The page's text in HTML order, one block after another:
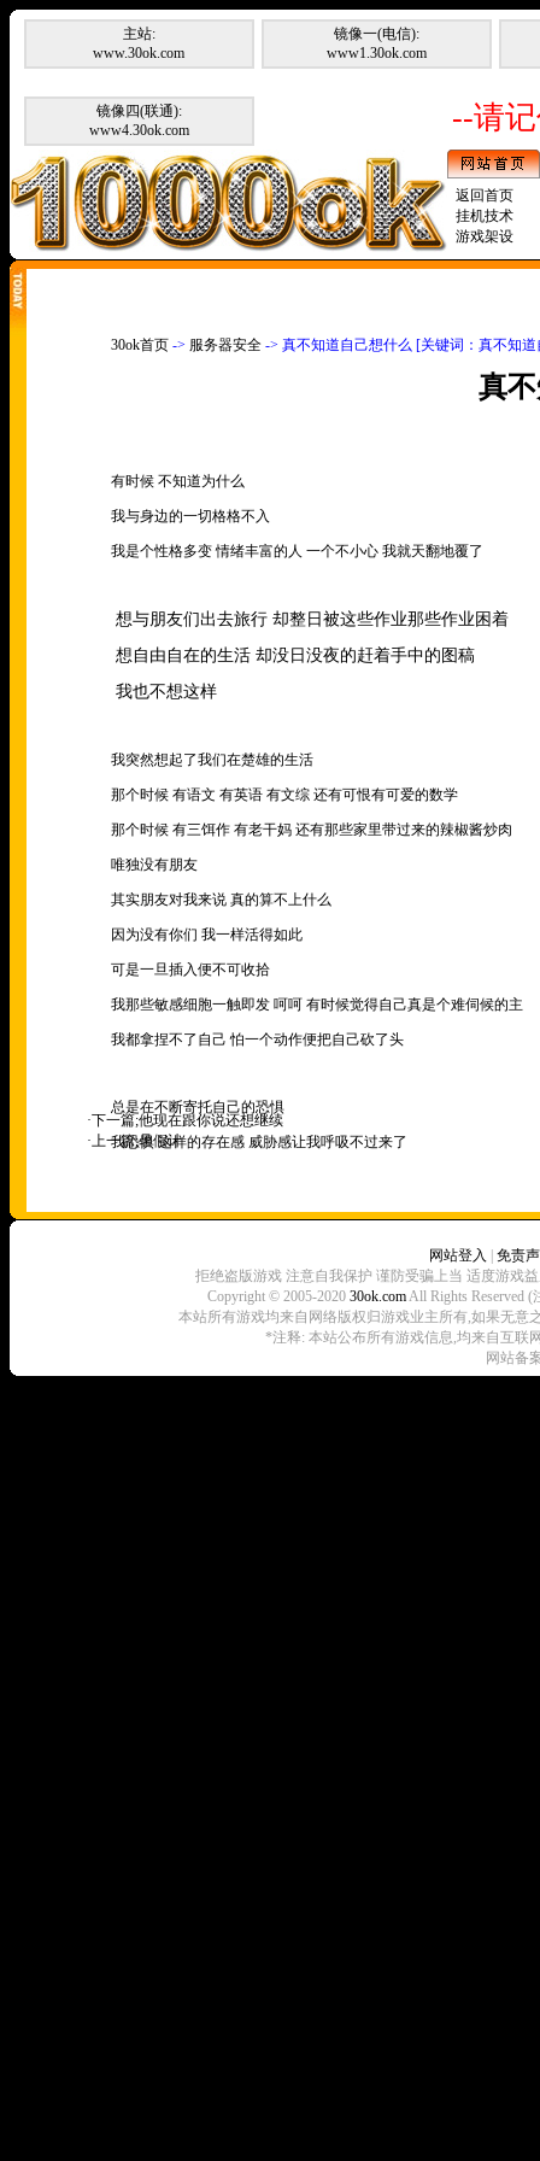
主站:
www.30ok.com
镜像一(电信):
www1.30ok.com
镜像四(联通):
www4.30ok.com
--请
返回首页
挂机技术
游戏架设
30ok首页 -> 服务器安全 -> 真不知道自己想什么 [关键词：真不知
真
有时候 不知道为什么
我与身边的一切格格不入
我是个性格多变 情绪丰富的人 一个不小心 我就天翻地覆了
想与朋友们出去旅行 却整日被这些作业那些作业困着
想自由自在的生活 却没日没夜的赶着手中的图稿
我也不想这样
我突然想起了我们在楚雄的生活
那个时候 有语文 有英语 有文综 还有可恨有可爱的数学
那个时候 有三饵作 有老干妈 还有那些家里带过来的辣椒酱炒肉
唯独没有朋友
其实朋友对我来说 真的算不上什么
因为没有你们 我一样活得如此
可是一旦插入便不可收拾
我那些敏感细胞一触即发 呵呵 有时候觉得自己真是个难伺候的主
我都拿捏不了自己 怕一个动作便把自己砍了头
总是在不断寄托自己的恐惧
我恐惧 这样的存在感 威胁感让我呼吸不过来了
·下一篇;他现在跟你说还想继续
·上一篇;暑假计
网站登入
免责
拒绝盗版游戏 注意自我保护 谨防受骗上当 适度游戏
Copyright © 2005-2020 30ok.comAll Rights Reserved
本站所有游戏均来自网络版权归游戏业主所有,如果无意
*注释: 本站公布所有游戏信息,均来自互联
网站备